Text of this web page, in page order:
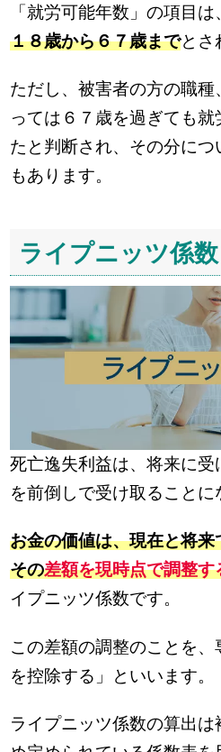
「就労可能年数」の項目は
１８歳から６７歳までとさ
ただし、被害者の方の職種
っては６７歳を過ぎても
たと判断され、その分に
もあります。
ライプニッツ係数
死亡逸失利益は、将来に受
を前倒しで受け取ることに
お金の価値は、現在と将
その差額を現時点で調整す
イプニッツ係数です。
この差額の調整のことを
を控除する」といいます。
ライプニッツ係数の算出